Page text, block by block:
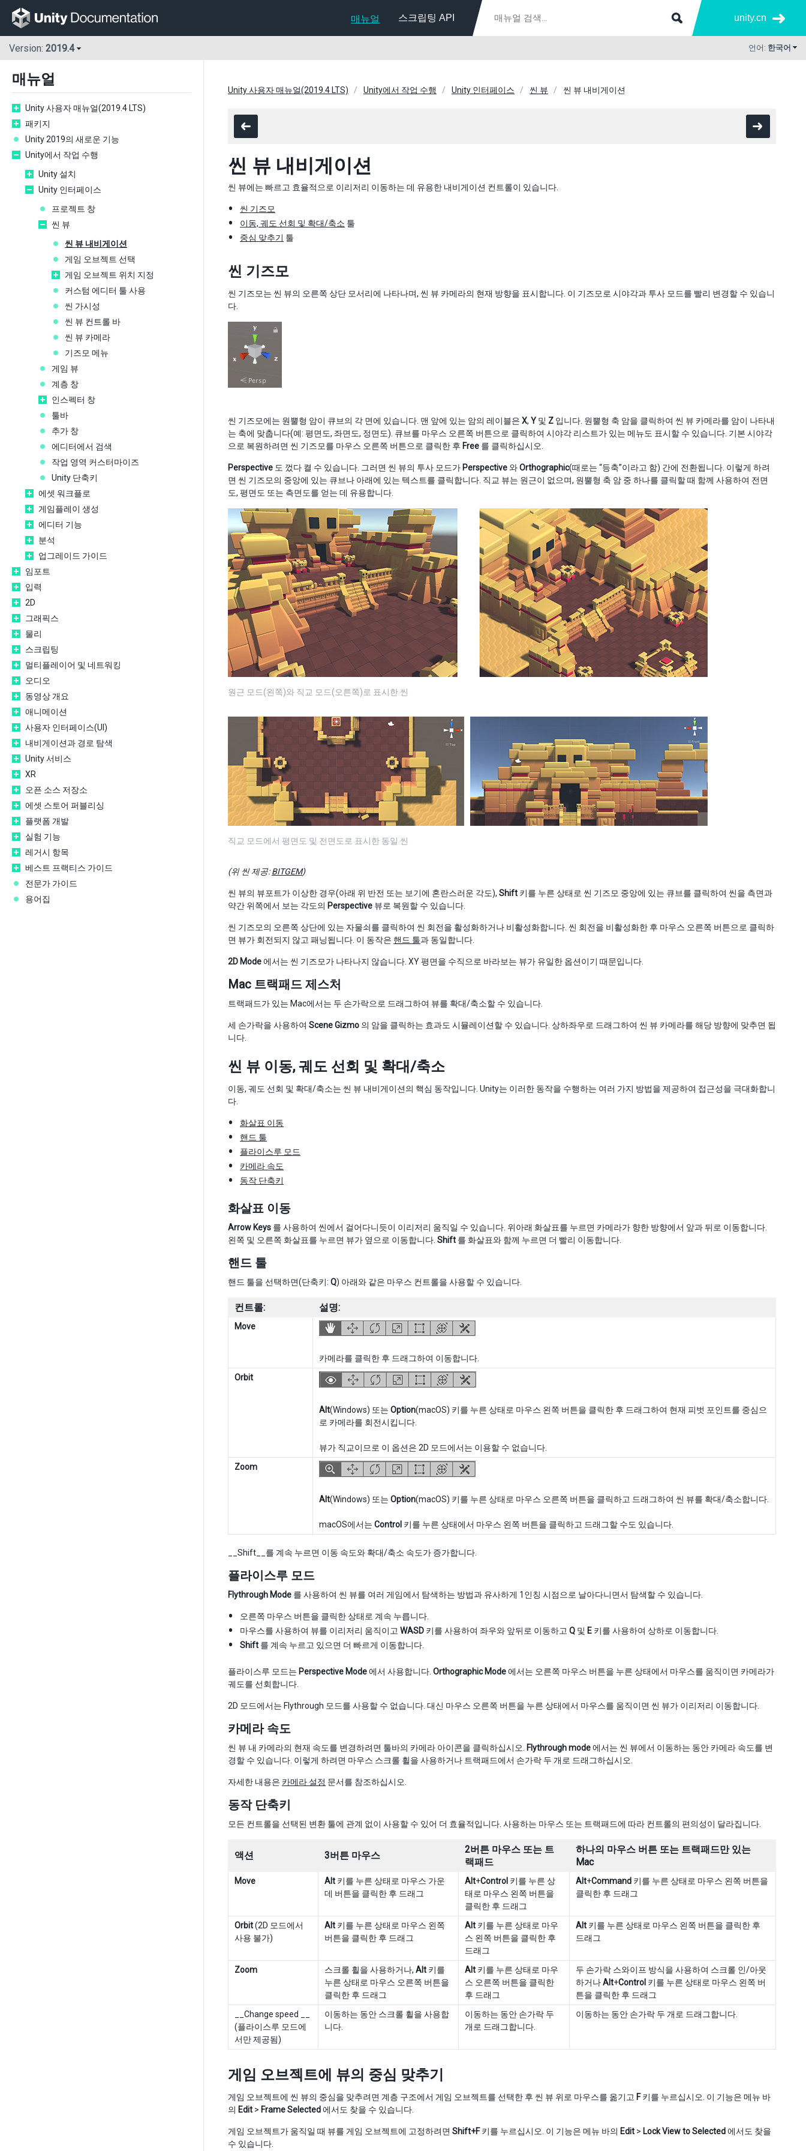
매뉴얼 스크립팅 API unity.cn
Version: 2019.4 언어: 한국어
매뉴얼
Unity 사용자 매뉴얼(2019.4 LTS)
패키지
Unity 2019의 새로운 기능
Unity에서 작업 수행
Unity 설치
Unity 인터페이스
프로젝트 창
씬 뷰
씬 뷰 내비게이션
게임 오브젝트 선택
게임 오브젝트 위치 지정
커스텀 에디터 툴 사용
씬 가시성
씬 뷰 컨트롤 바
씬 뷰 카메라
기즈모 메뉴
게임 뷰
계층 창
인스펙터 창
툴바
추가 창
에디터에서 검색
작업 영역 커스터마이즈
Unity 단축키
에셋 워크플로
게임플레이 생성
에디터 기능
분석
업그레이드 가이드
임포트
입력
2D
그래픽스
물리
스크립팅
멀티플레이어 및 네트워킹
오디오
동영상 개요
애니메이션
사용자 인터페이스(UI)
내비게이션과 경로 탐색
Unity 서비스
XR
오픈 소스 저장소
에셋 스토어 퍼블리싱
플랫폼 개발
실험 기능
레거시 항목
베스트 프랙티스 가이드
전문가 가이드
용어집
Unity 사용자 매뉴얼(2019.4 LTS) Unity에서 작업 수행 Unity 인터페이스 씬 뷰 씬 뷰 내비게이션
씬 뷰 내비게이션
씬 뷰에는 빠르고 효율적으로 이리저리 이동하는 데 유용한 내비게이션 컨트롤이 있습니다.
씬 기즈모
이동, 궤도 선회 및 확대/축소 툴
중심 맞추기 툴
씬 기즈모
씬 기즈모는 씬 뷰의 오른쪽 상단 모서리에 나타나며, 씬 뷰 카메라의 현재 방향을 표시합니다. 이 기즈모로 시야각과 투사 모드를 빨리 변경할 수 있습니
다.
씬 기즈모에는 원뿔형 암이 큐브의 각 면에 있습니다. 맨 앞에 있는 암의 레이블은 X, Y 및 Z 입니다. 원뿔형 축 암을 클릭하여 씬 뷰 카메라를 암이 나타내
는 축에 맞춥니다(예: 평면도, 좌면도, 정면도). 큐브를 마우스 오른쪽 버튼으로 클릭하여 시야각 리스트가 있는 메뉴도 표시할 수 있습니다. 기본 시야각
으로 복원하려면 씬 기즈모를 마우스 오른쪽 버튼으로 클릭한 후 Free 를 클릭하십시오.
Perspective 도 껐다 켤 수 있습니다. 그러면 씬 뷰의 투사 모드가 Perspective와Orthographic(때로는 “등축”이라고 함) 간에 전환됩니다. 이렇게 하려
면 씬 기즈모의 중앙에 있는 큐브나 아래에 있는 텍스트를 클릭합니다. 직교 뷰는 원근이 없으며, 원뿔형 축 암 중 하나를 클릭할 때 함께 사용하여 전면
도, 평면도 또는 측면도를 얻는 데 유용합니다.
원근 모드(왼쪽)와 직교 모드(오른쪽)로 표시한 씬
직교 모드에서 평면도 및 전면도로 표시한 동일 씬
(위 씬 제공:BITGEM)
씬 뷰의 뷰포트가 이상한 경우(아래 위 반전 또는 보기에 혼란스러운 각도), Shift 키를 누른 상태로 씬 기즈모 중앙에 있는 큐브를 클릭하여 씬을 측면과
약간 위쪽에서 보는 각도의 Perspective 뷰로 복원할 수 있습니다.
씬 기즈모의 오른쪽 상단에 있는 자물쇠를 클릭하여 씬 회전을 활성화하거나 비활성화합니다. 씬 회전을 비활성화한 후 마우스 오른쪽 버튼으로 클릭하
면 뷰가 회전되지 않고 패닝됩니다. 이 동작은 핸드 툴과 동일합니다.
2D Mode에서는 씬 기즈모가 나타나지 않습니다. XY 평면을 수직으로 바라보는 뷰가 유일한 옵션이기 때문입니다.
Mac 트랙패드 제스처
트랙패드가 있는 Mac에서는 두 손가락으로 드래그하여 뷰를 확대/축소할 수 있습니다.
세 손가락을 사용하여 Scene Gizmo 의 암을 클릭하는 효과도 시뮬레이션할 수 있습니다. 상하좌우로 드래그하여 씬 뷰 카메라를 해당 방향에 맞추면 됩
니다.
씬 뷰 이동, 궤도 선회 및 확대/축소
이동, 궤도 선회 및 확대/축소는 씬 뷰 내비게이션의 핵심 동작입니다. Unity는 이러한 동작을 수행하는 여러 가지 방법을 제공하여 접근성을 극대화합니
다.
화살표 이동
핸드 툴
플라이스루 모드
카메라 속도
동작 단축키
화살표 이동
Arrow Keys 를 사용하여 씬에서 걸어다니듯이 이리저리 움직일 수 있습니다. 위아래 화살표를 누르면 카메라가 향한 방향에서 앞과 뒤로 이동합니다.
왼쪽 및 오른쪽 화살표를 누르면 뷰가 옆으로 이동합니다. Shift 를 화살표와 함께 누르면 더 빨리 이동합니다.
핸드 툴
핸드 툴을 선택하면(단축키: Q) 아래와 같은 마우스 컨트롤을 사용할 수 있습니다.
컨트롤: 설명:
Move
카메라를 클릭한 후 드래그하여 이동합니다.
Orbit
Alt(Windows) 또는 Option(macOS) 키를 누른 상태로 마우스 왼쪽 버튼을 클릭한 후 드래그하여 현재 피벗 포인트를 중심으
로 카메라를 회전시킵니다.
뷰가 직교이므로 이 옵션은 2D 모드에서는 이용할 수 없습니다.
Zoom
Alt(Windows) 또는 Option(macOS) 키를 누른 상태로 마우스 오른쪽 버튼을 클릭하고 드래그하여 씬 뷰를 확대/축소합니다.
macOS에서는 Control 키를 누른 상태에서 마우스 왼쪽 버튼을 클릭하고 드래그할 수도 있습니다.
__Shift__를 계속 누르면 이동 속도와 확대/축소 속도가 증가합니다.
플라이스루 모드
Flythrough Mode 를 사용하여 씬 뷰를 여러 게임에서 탐색하는 방법과 유사하게 1인칭 시점으로 날아다니면서 탐색할 수 있습니다.
오른쪽 마우스 버튼을 클릭한 상태로 계속 누릅니다.
마우스를 사용하여 뷰를 이리저리 움직이고 WASD 키를 사용하여 좌우와 앞뒤로 이동하고 Q 및 E 키를 사용하여 상하로 이동합니다.
Shift 를 계속 누르고 있으면 더 빠르게 이동합니다.
플라이스루 모드는 Perspective Mode에서 사용합니다. Orthographic Mode에서는 오른쪽 마우스 버튼을 누른 상태에서 마우스를 움직이면 카메라가
궤도를 선회합니다.
2D 모드에서는 Flythrough 모드를 사용할 수 없습니다. 대신 마우스 오른쪽 버튼을 누른 상태에서 마우스를 움직이면 씬 뷰가 이리저리 이동합니다.
카메라 속도
씬 뷰 내 카메라의 현재 속도를 변경하려면 툴바의 카메라 아이콘을 클릭하십시오. Flythrough mode에서는 씬 뷰에서 이동하는 동안 카메라 속도를 변
경할 수 있습니다. 이렇게 하려면 마우스 스크롤 휠을 사용하거나 트랙패드에서 손가락 두 개로 드래그하십시오.
자세한 내용은 카메라 설정 문서를 참조하십시오.
동작 단축키
모든 컨트롤을 선택된 변환 툴에 관계 없이 사용할 수 있어 더 효율적입니다. 사용하는 마우스 또는 트랙패드에 따라 컨트롤의 편의성이 달라집니다.
액션 3버튼 마우스
2버튼 마우스 또는 트
랙패드
하나의 마우스 버튼 또는 트랙패드만 있는
Mac
Move Alt 키를 누른 상태로 마우스 가운
데 버튼을 클릭한 후 드래그
Alt+Control 키를 누른 상
태로 마우스 왼쪽 버튼을
클릭한 후 드래그
Alt+Command 키를 누른 상태로 마우스 왼쪽 버튼을
클릭한 후 드래그
Orbit(2D 모드에서
사용 불가)
Alt 키를 누른 상태로 마우스 왼쪽
버튼을 클릭한 후 드래그
Alt 키를 누른 상태로 마우
스 왼쪽 버튼을 클릭한 후
드래그
Alt 키를 누른 상태로 마우스 왼쪽 버튼을 클릭한 후
드래그
Zoom 스크롤 휠을 사용하거나, Alt 키를
누른 상태로 마우스 오른쪽 버튼을
클릭한 후 드래그
Alt 키를 누른 상태로 마우
스 오른쪽 버튼을 클릭한
후 드래그
두 손가락 스와이프 방식을 사용하여 스크롤 인/아웃
하거나Alt+Control 키를 누른 상태로 마우스 왼쪽 버
튼을 클릭한 후 드래그
__Change speed __
(플라이스루 모드에
서만 제공됨)
이동하는 동안 스크롤 휠을 사용합
니다.
이동하는 동안 손가락 두
개로 드래그합니다.
이동하는 동안 손가락 두 개로 드래그합니다.
게임 오브젝트에 뷰의 중심 맞추기
게임 오브젝트에 씬 뷰의 중심을 맞추려면 계층 구조에서 게임 오브젝트를 선택한 후 씬 뷰 위로 마우스를 옮기고 F키를 누르십시오. 이 기능은 메뉴 바
의 Edit > Frame Selected에서도 찾을 수 있습니다.
게임 오브젝트가 움직일 때 뷰를 게임 오브젝트에 고정하려면 Shift+F키를 누르십시오. 이 기능은 메뉴 바의 Edit > Lock View to Selected에서도 찾을
수 있습니다.